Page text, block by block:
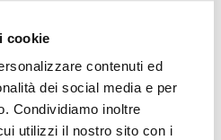
cookie
contenuti ed
dei social media e per
Condividiamo inoltre
utilizzi il nostro sito con i